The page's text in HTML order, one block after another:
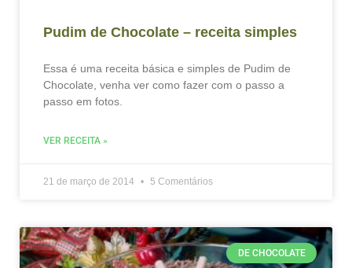
Pudim de Chocolate – receita simples
Essa é uma receita básica e simples de Pudim de
Chocolate, venha ver como fazer com o passo a
passo em fotos.
VER RECEITA »
21 de março de 2014 5 Comentários
DE CHOCOLATE